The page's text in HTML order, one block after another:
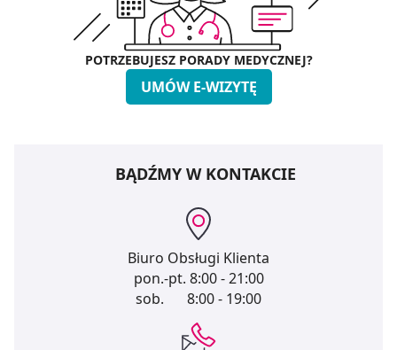
POTRZEBUJESZ PORADY MEDYCZNEJ?
UMÓW E-WIZYTĘ
BĄDŹMY W KONTAKCIE
Biuro Obsługi Klienta
pon.-pt. 8:00 - 21:00
sob.
8:00 - 19:00